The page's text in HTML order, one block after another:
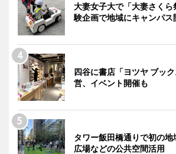
大妻女子大で「大妻さく
験企画で地域にキャンパス
四谷に書店「ヨツヤ ブッ
営、イベント開催も
タワー飯田橋通りで初の
広場などの公共空間活用